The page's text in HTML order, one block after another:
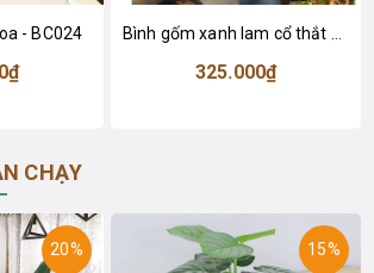
- BC024 Bình gốm xanh lam cổ thắt có nơ (23cm) - BG444
325.000₫
CHẠY
20% 15%